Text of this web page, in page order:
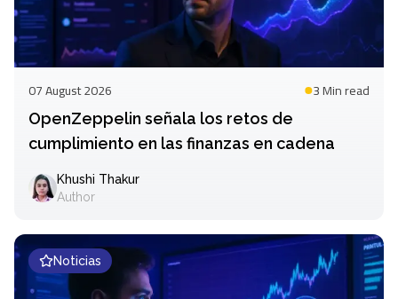
07 August 2026 3 Minread
OpenZeppelin señala los retos de
cumplimiento en las finanzas en cadena
Khushi Thakur
Author
Noticias